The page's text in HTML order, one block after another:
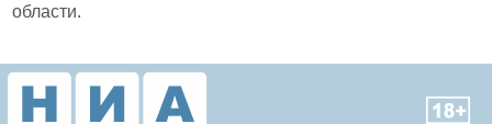
области.